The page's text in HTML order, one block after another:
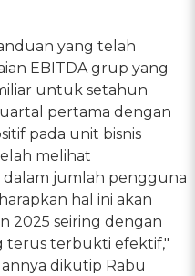
yang telah
EBITDA grup yang
untuk setahun
pertama dengan
pada unit bisnis
melihat
jumlah pengguna
hal ini akan
2025 seiring dengan
terus terbukti efektif,"
dikutip Rabu